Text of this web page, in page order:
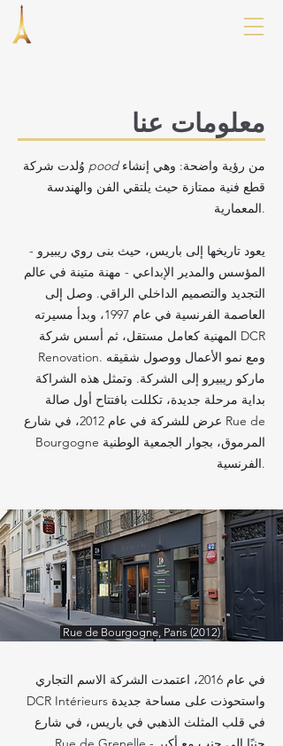
معلومات عنا
poodمن رؤية واضحة: وهي إنشاء
قطع فنية ممتازة حيث يلتقي الفن والهندسة
المعمارية.
يعود تاريخها إلى باريس، حيث بنى روي ريبيرو -
المؤسس والمدير الإبداعي - مهنة متينة في عالم
التجديد والتصميم الداخلي الراقي. وصل إلى
العاصمة الفرنسية في عام 1997، وبدأ مسيرته
المهنية كعامل مستقل، ثم أسس شركة DCR
Renovation. ومع نمو الأعمال ووصول شقيقه
ماركو ريبيرو إلى الشركة. وتمثل هذه الشراكة
بداية مرحلة جديدة، تكللت بافتتاح أول صالة
عرض للشركة في عام 2012، في شارع Rue de
Bourgogne المرموق، بجوار الجمعية الوطنية
الفرنسية.
Rue de Bourgogne, Paris (2012)
في عام 2016، اعتمدت الشركة الاسم التجاري
DCR Intérieurs واستحوذت على مساحة جديدة
في قلب المثلث الذهبي في باريس، في شارع